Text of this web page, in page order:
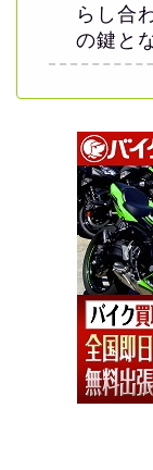
らし合
の鍵と